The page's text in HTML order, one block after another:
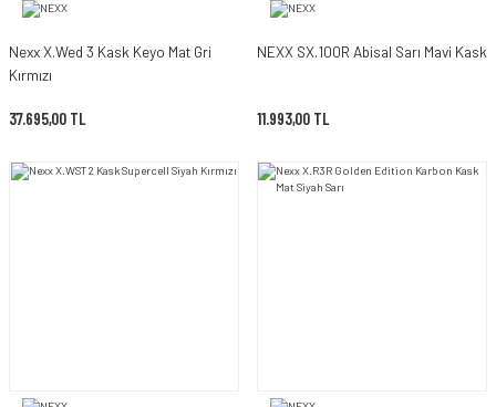
Nexx X.Wed 3 Kask Keyo Mat Gri
Kırmızı
37.695,00 TL
NEXX SX.100R Abisal Sarı Mavi Kask
11.993,00 TL